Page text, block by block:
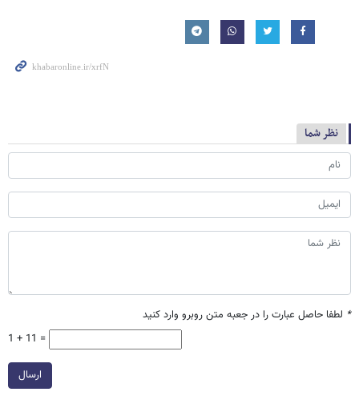
نظر شما
* لطفا حاصل عبارت را در جعبه متن روبرو وارد کنید
1 + 11 =
ارسال